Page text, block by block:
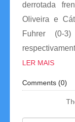
derrotada
Oliveira e
Fuhrer (0-
LER MAIS
Comments (0)